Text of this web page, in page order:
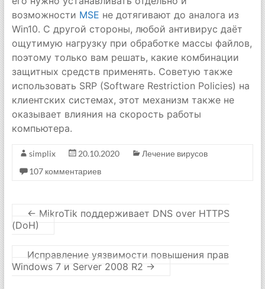
возможности MSE не дотягивают до аналога из
Win10. С другой стороны, любой антивирус даёт
ощутимую нагрузку при обработке массы файлов,
поэтому только вам решать, какие комбинации
защитных средств применять. Советую также
использовать SRP (Software Restriction Policies) на
клиентских системах, этот механизм также не
оказывает влияния на скорость работы
компьютера.
simplix 20.10.2020
Лечение вирусов
107 комментариев
← MikroTik поддерживает DNS over HTTPS
(DoH)
Исправление уязвимости повышения прав
Windows 7 и Server 2008 R2 →